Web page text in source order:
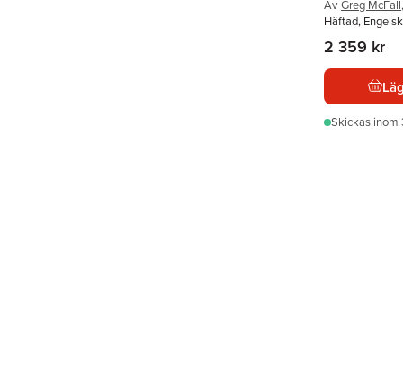
Av Greg McFall,
Häftad,
2 359 kr
Skickas inom